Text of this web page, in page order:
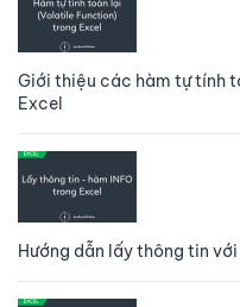
Giới thiệu các hàm tự tính
Excel
Hướng dẫn lấy thông tin